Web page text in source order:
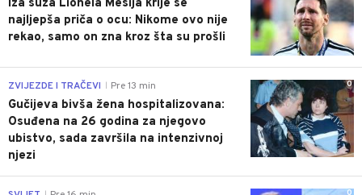
Iza suza Lionela Mesija krije se
najljepša priča o ocu: Nikome ovo nije
rekao, samo on zna kroz šta su prošli
0
ZVIJEZDE I TRAČEVI Pre 13 min
Gučijeva bivša žena hospitalizovana:
Osuđena na 26 godina za njegovo
ubistvo, sada završila na intenzivnoj
njezi
0